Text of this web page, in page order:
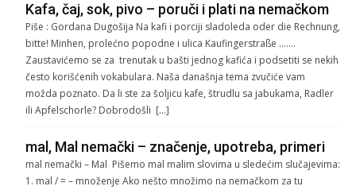
Kafa, čaj, sok, pivo – poruči i plati na nemačkom
Piše : Gordana Dugošija Na kafi i porciji sladoleda oder die Rechnung,
bitte! Minhen, prolećno popodne i ulica Kaufingerstraße …….
Zaustavićemo se za trenutak u bašti jednog kafića i podsetiti se nekih
često korišćenih vokabulara. Naša današnja tema zvučiće vam
možda poznato. Da li ste za šoljicu kafe, štrudlu sa jabukama, Radler
ili Apfelschorle? Dobrodošli […]
mal, Mal nemački – značenje, upotreba, primeri
mal nemački – Mal Pišemo mal malim slovima u sledećim slučajevima:
1. mal / = – množenje Ako nešto množimo na nemačkom za tu